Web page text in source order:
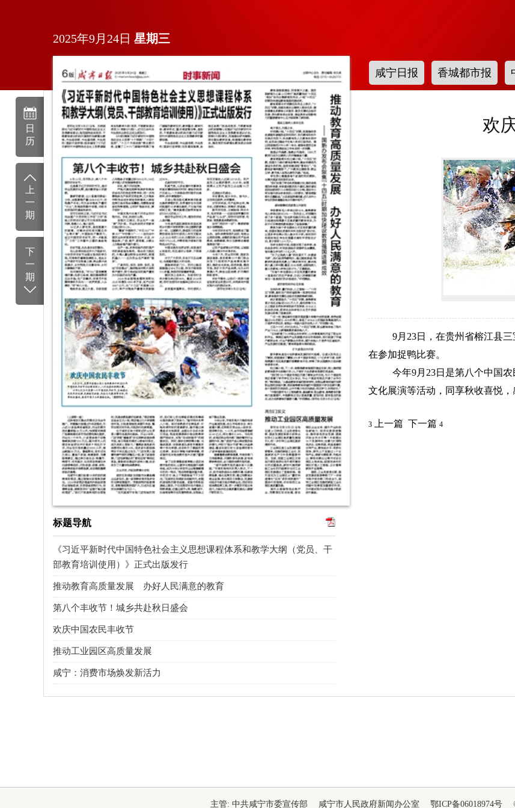
2025年9月24日 星期三
标题导航
《习近平新时代中国特色社会主义思想课程体系和教学大纲（党员、干
部教育培训使用）》正式出版发行
推动教育高质量发展 办好人民满意的教育
第八个丰收节！城乡共赴秋日盛会
欢庆中国农民丰收节
推动工业园区高质量发展
咸宁：消费市场焕发新活力
日
历
上
一
期
下
一
期
咸宁日报 香城都市报
欢
9月23日，在贵州省榕江县
在参加捉鸭比赛。
今年9月23日是第八个中国
文化展演等活动，同享秋收喜悦
3上一篇 下一篇 4
主管: 中共咸宁市委宣传部 咸宁市人民政府新闻办公室 鄂ICP备06018974